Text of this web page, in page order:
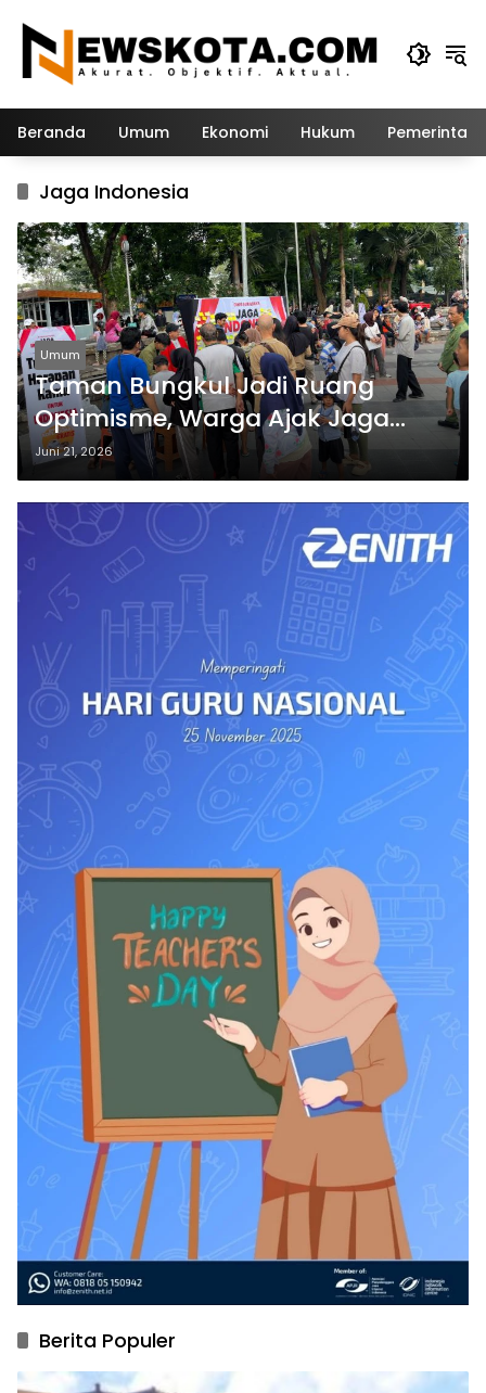
konten
Beranda Umum Ekonomi Hukum
Jaga Indonesia
Umum
Taman Bungkul Jadi Ruang
Optimisme, Warga Ajak Jaga
Persatuan Indonesia
Juni 21, 2026
Berita Populer